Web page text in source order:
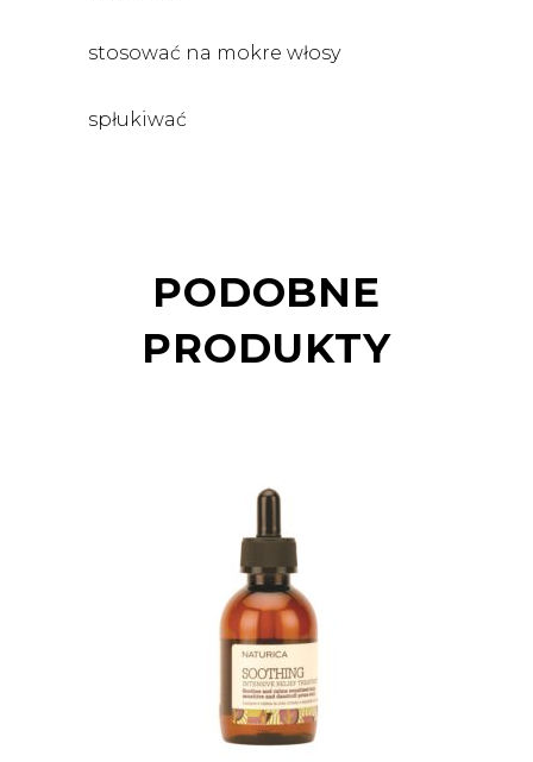
stosować na mokre włosy
spłukiwać
PODOBNE
PRODUKTY